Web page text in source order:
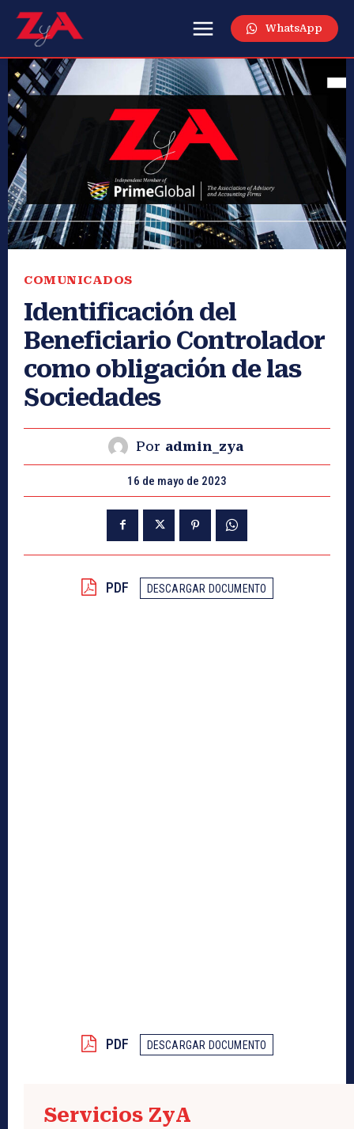
WhatsApp
COMUNICADOS
Identificación del
Beneficiario Controlador
como obligación de las
Sociedades
Por admin_zya
16 de mayo de 2023
PDF DESCARGAR DOCUMENTO
PDF DESCARGAR DOCUMENTO
Servicios ZyA